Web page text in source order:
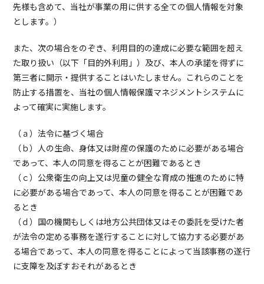
先様も含めて、当社が事業の用に供する全ての個人情報を対象
とします。）
また、次の場合をのぞき、利用目的の達成に必要な範囲を超え
た取り扱い（以下「目的外利用」）及び、本人の承諾を得ずに
第三者に開示・提供することはいたしません。これらのことを
防止する措置を、当社の個人情報保護マネジメントシステムに
よって確実に実施します。
（ａ）法令に基づく場合
（ｂ）人の生命、身体又は財産の保護のために必要がある場合
であって、本人の同意を得ることが困難であるとき
（ｃ）公衆衛生の向上又は児童の健全な育成の推進のために特
に必要がある場合であって、本人の同意を得ることが困難であ
るとき
（ｄ）国の機関もしくは地方公共団体又はその委託を受けた者
が法令の定める事務を遂行することに対して協力する必要があ
る場合であって、本人の同意を得ることによって当該事務の遂行
に支障を及ぼすおそれがあるとき